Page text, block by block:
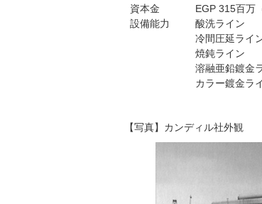
資本金
EGP 315百万
設備能力
酸洗ライン
冷間圧延ライ
焼鈍ライン
溶融亜鉛鍍金
カラー鍍金ラ
【写真】カンディル社外観